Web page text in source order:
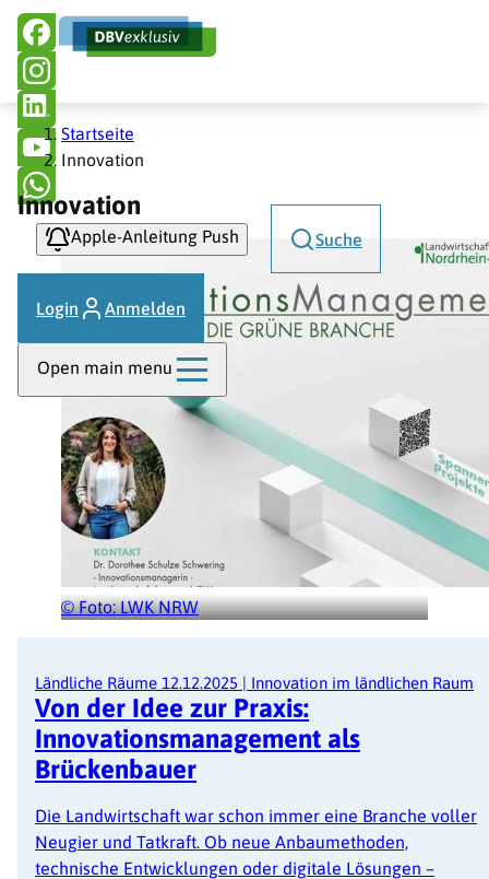
Direkt
zum
Inhalt
Hauptnavigation
Apple-Anleitung Push Suche
Login Anmelden
Open main menu
Pfadnavigation
Startseite
Innovation
Innovation
© Foto: LWK NRW
Ländliche Räume 12.12.2025 | Innovation im ländlichen Raum
Von der Idee zur Praxis:
Innovationsmanagement als
Brückenbauer
Die Landwirtschaft war schon immer eine Branche voller
Neugier und Tatkraft. Ob neue Anbaumethoden,
technische Entwicklungen oder digitale Lösungen –